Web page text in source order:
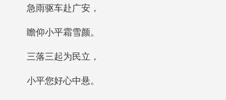
急雨驱车赴广安，
瞻仰小平霜雪颜。
三落三起为民立，
小平您好心中悬。